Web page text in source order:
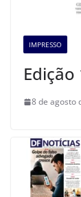
IMPRESSO
Edição
8 de agosto